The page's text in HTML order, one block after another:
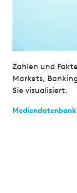
Zahlen und
Markets,
Sie visualisiert.